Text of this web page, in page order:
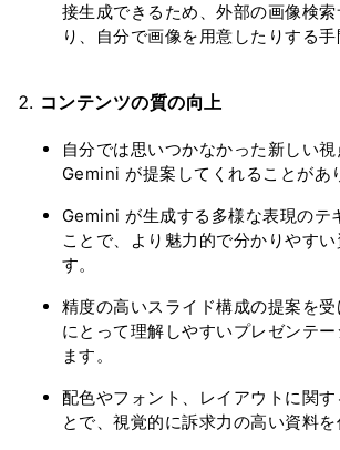
接生成できるため、外部の画像検
り、自分で画像を用意したりする手
コンテンツの質の向上
自分では思いつかなかった新しい
Gemini が提案してくれることがあ
Gemini が生成する多様な表現のテ
ことで、より魅力的で分かりやす
す。
精度の高いスライド構成の提案を
にとって理解しやすいプレゼンテ
ます。
配色やフォント、レイアウトに関
とで、視覚的に訴求力の高い資料を